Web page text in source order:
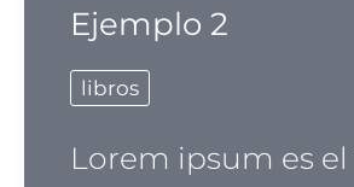
Ejemplo 2
libros
Lorem ipsum es